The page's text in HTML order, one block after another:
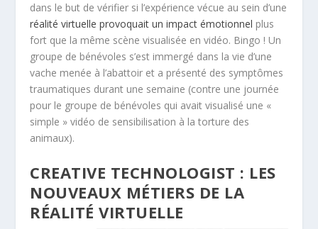
dans le but de vérifier si l’expérience vécue au sein d’une
réalité virtuelle provoquait un impact émotionnel plus
fort que la même scène visualisée en vidéo. Bingo ! Un
groupe de bénévoles s’est immergé dans la vie d’une
vache menée à l’abattoir et a présenté des symptômes
traumatiques durant une semaine (contre une journée
pour le groupe de bénévoles qui avait visualisé une «
simple » vidéo de sensibilisation à la torture des
animaux).
CREATIVE TECHNOLOGIST : LES
NOUVEAUX MÉTIERS DE LA
RÉALITÉ VIRTUELLE